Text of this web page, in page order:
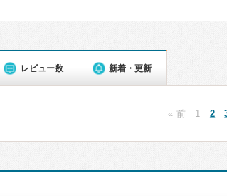
レビュー数 新着・更新
« 前 1 2